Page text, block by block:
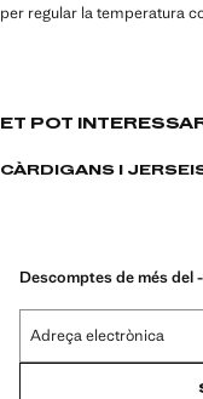
per regular la temperatura
ET POT
CÀRDIGANS I
Descomptes de més del
Adreça electrònica